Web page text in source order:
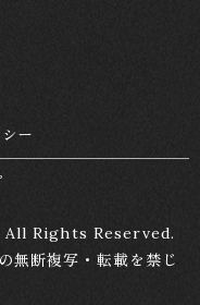
ー
Rights Reserved.
無断複写・転載を禁じ